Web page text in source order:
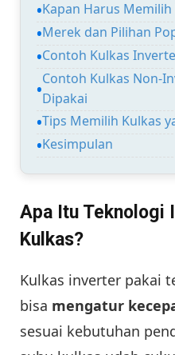
Kapan Harus
Merek dan Pilihan
Contoh Kulkas
Contoh Kulkas Non-
Dipakai
Tips Memilih Kulkas
Kesimpulan
Apa Itu Teknologi
Kulkas?
Kulkas inverter pakai
bisa mengatur
sesuai kebutuhan